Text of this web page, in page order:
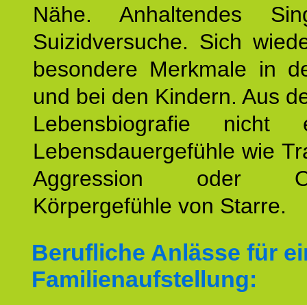
Nähe. Anhaltendes
Suizidversuche. Sich
besondere Merkmale in
und bei den Kindern. Aus
Lebensbiografie nicht
Lebensdauergefühle wie
Aggression oder
Körpergefühle von Starre.
Berufliche Anlässe für
Familienaufstellung: